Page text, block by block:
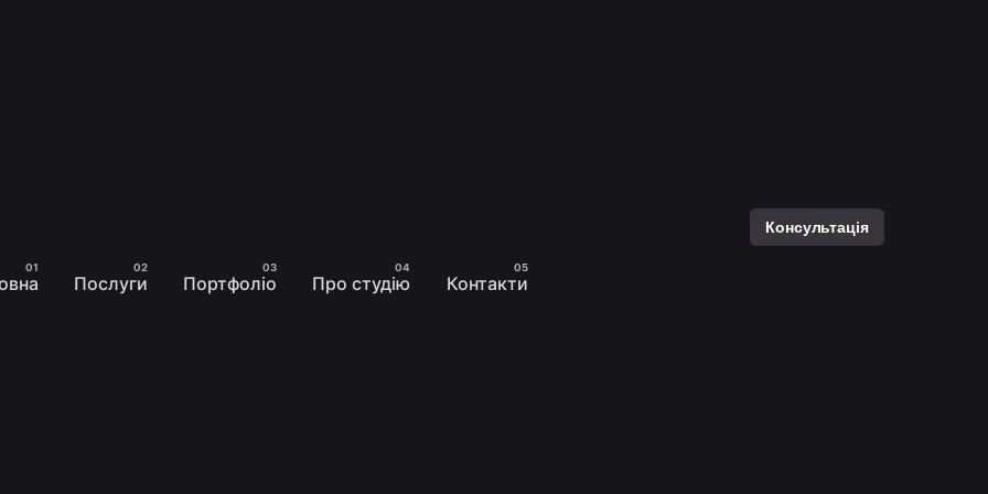
Послуги Портфоліо Про студію Контакти
Консультація